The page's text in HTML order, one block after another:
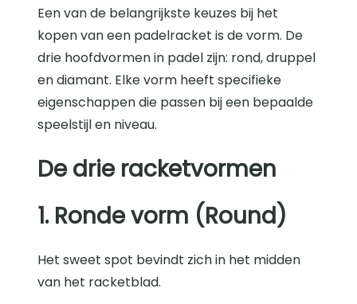
Een van de belangrijkste keuzes bij het
kopen van een padelracket is de vorm. De
drie hoofdvormen in padel zijn: rond, druppel
en diamant. Elke vorm heeft specifieke
eigenschappen die passen bij een bepaalde
speelstijl en niveau.
De drie racketvormen
1. Ronde vorm (Round)
Het sweet spot bevindt zich in het midden
van het racketblad.